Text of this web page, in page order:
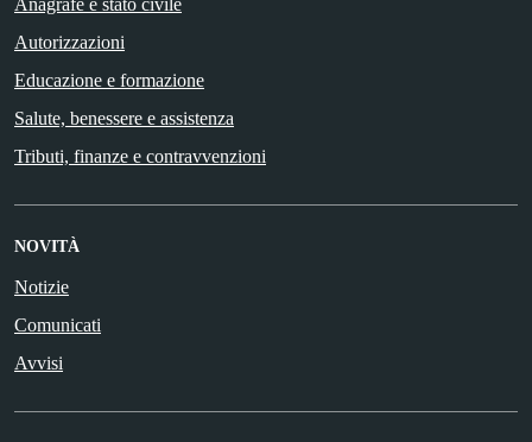
Autorizzazioni
Educazione e formazione
Salute, benessere e assistenza
Tributi, finanze e contravvenzioni
NOVITÀ
Notizie
Comunicati
Avvisi